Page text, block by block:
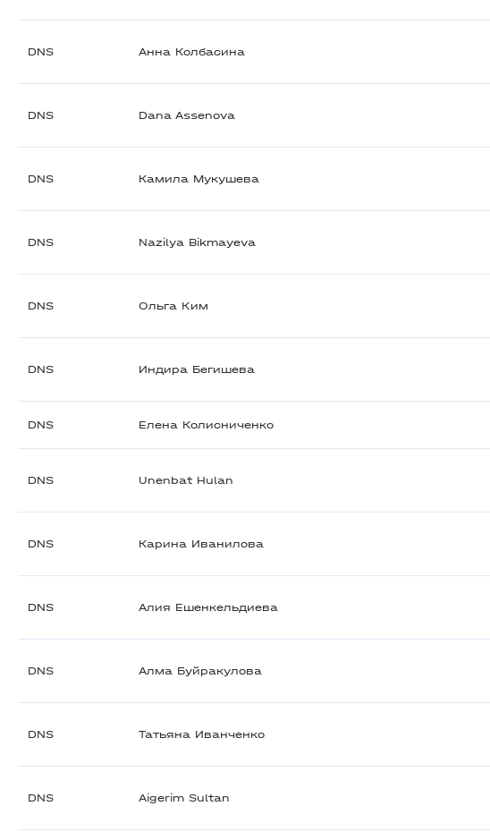
DNS Анна Колбасина
DNS Dana Assenova
DNS Камила Мукушева
DNS Nazilya Bikmayeva
DNS Ольга Ким
DNS Индира Бегишева
DNS Елена Колисниченко
DNS Unenbat Hulan
DNS Карина Иванилова
DNS Алия Ешенкельдиева
DNS Алма Буйракулова
DNS Татьяна Иванченко
DNS Aigerim Sultan